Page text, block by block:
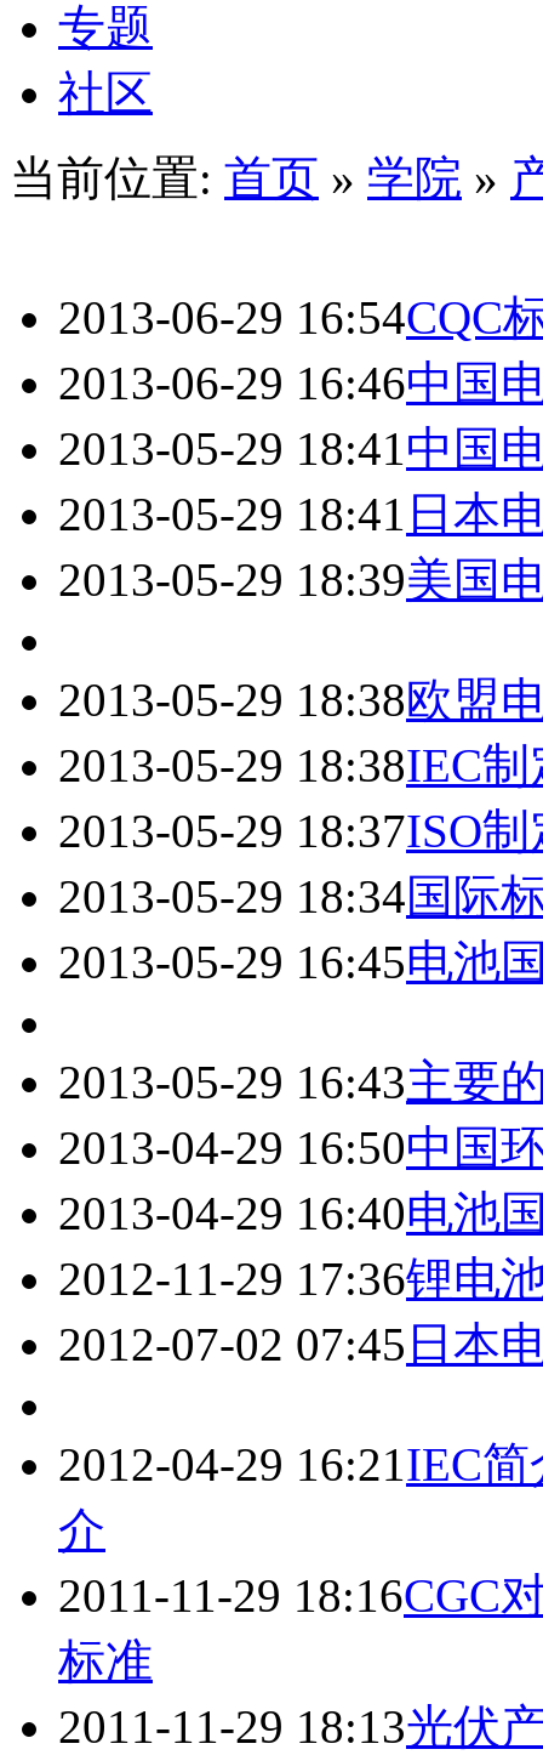
专题
社区
当前位置: 首页 » 学院 »
2013-06-29 16:54CQC
2013-06-29 16:46中国
2013-05-29 18:41中国
2013-05-29 18:41 日本
2013-05-29 18:39美国
2013-05-29 18:38欧盟
2013-05-29 18:38IEC
2013-05-29 18:37ISO
2013-05-29 18:34国际
2013-05-29 16:45电池
2013-05-29 16:43主要
2013-04-29 16:50中国
2013-04-29 16:40电池
2012-11-29 17:36锂电
2012-07-02 07:45 日本
2012-04-29 16:21IEC
介
2011-11-29 18:16CGC
标准
2011-11-29 18:13光伏